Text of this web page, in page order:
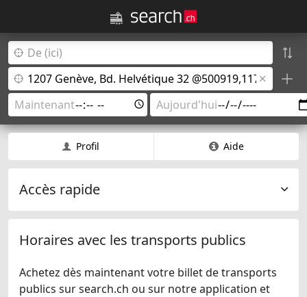
Profil Aide
Accès rapide
Horaires avec les transports publics
Achetez dès maintenant votre billet de transports
publics sur search.ch ou sur notre application et